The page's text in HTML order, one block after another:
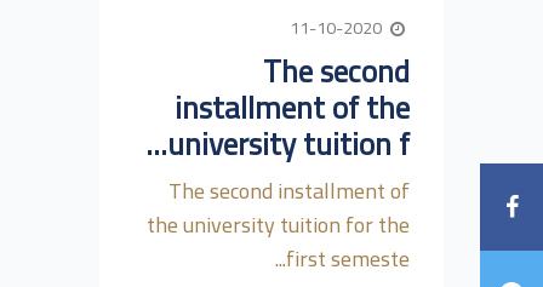
The second
installment of the
university tuition f...
The second installment of
the university tuition for the
first semeste...